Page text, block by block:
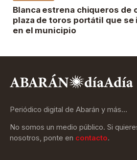
Blanca estrena chiqueros de
plaza de toros portátil que se
en el municipio
Periódico digital de Abarán y más…
No somos un medio público. Si
nosotros, ponte en contacto.